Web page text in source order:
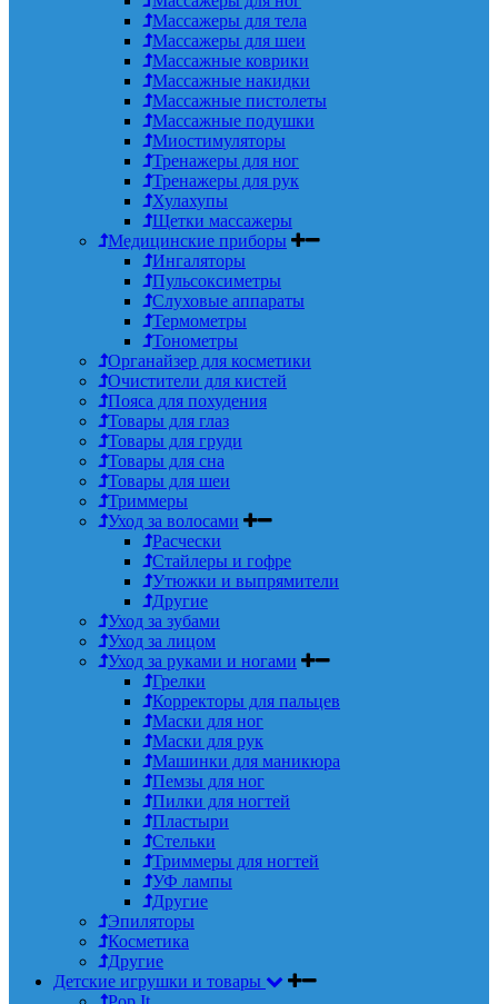
Массажеры для тела
Массажеры для шеи
Массажные коврики
Массажные накидки
Массажные пистолеты
Массажные подушки
Миостимуляторы
Тренажеры для ног
Тренажеры для рук
Хулахупы
Щетки массажеры
Медицинские приборы
Ингаляторы
Пульсоксиметры
Слуховые аппараты
Термометры
Тонометры
Органайзер для косметики
Очистители для кистей
Пояса для похудения
Товары для глаз
Товары для груди
Товары для сна
Товары для шеи
Триммеры
Уход за волосами
Расчески
Стайлеры и гофре
Утюжки и выпрямители
Другие
Уход за зубами
Уход за лицом
Уход за руками и ногами
Грелки
Корректоры для пальцев
Маски для ног
Маски для рук
Машинки для маникюра
Пемзы для ног
Пилки для ногтей
Пластыри
Стельки
Триммеры для ногтей
УФ лампы
Другие
Эпиляторы
Косметика
Другие
Детские игрушки и товары